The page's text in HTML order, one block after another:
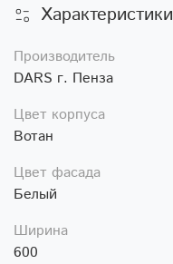
Характеристики
Производитель
DARS г. Пенза
Цвет корпуса
Вотан
Цвет фасада
Белый
Ширина
600